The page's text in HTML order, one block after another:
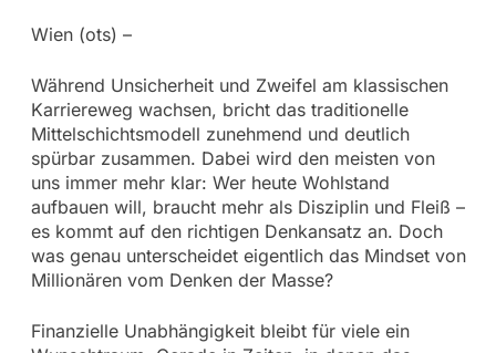
Wien (ots) –
Während Unsicherheit und Zweifel am klassischen
Karriereweg wachsen, bricht das traditionelle
Mittelschichtsmodell zunehmend und deutlich
spürbar zusammen. Dabei wird den meisten von
uns immer mehr klar: Wer heute Wohlstand
aufbauen will, braucht mehr als Disziplin und Fleiß –
es kommt auf den richtigen Denkansatz an. Doch
was genau unterscheidet eigentlich das Mindset von
Millionären vom Denken der Masse?
Finanzielle Unabhängigkeit bleibt für viele ein